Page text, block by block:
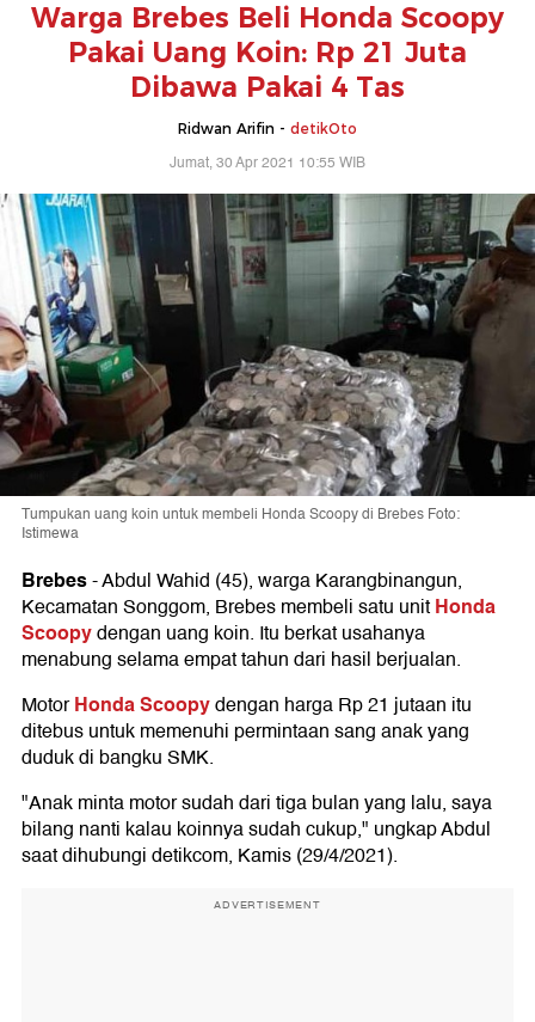
Warga Brebes Beli Honda Scoopy
Pakai Uang Koin: Rp 21 Juta
Dibawa Pakai 4 Tas
Ridwan Arifin - detikOto
Jumat, 30 Apr 2021 10:55 WIB
Tumpukan uang koin untuk membeli Honda Scoopy di Brebes Foto:
Istimewa
Brebes-Abdul Wahid (45), warga Karangbinangun,
Kecamatan Songgom, Brebes membeli satu unitHonda
Scoopydengan uang koin. Itu berkat usahanya
menabung selama empat tahun dari hasil berjualan.
MotorHonda Scoopydengan harga Rp 21 jutaan itu
ditebus untuk memenuhi permintaan sang anak yang
duduk di bangku SMK.
"Anak minta motor sudah dari tiga bulan yang lalu, saya
bilang nanti kalau koinnya sudah cukup," ungkap Abdul
saat dihubungi detikcom, Kamis (29/4/2021).
ADVERTISEMENT